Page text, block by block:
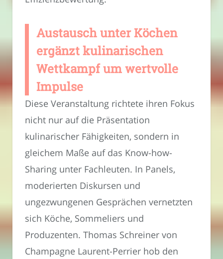
Austausch unter Köchen
ergänzt kulinarischen
Wettkampf um wertvolle
Impulse
Diese Veranstaltung richtete ihren Fokus
nicht nur auf die Präsentation
kulinarischer Fähigkeiten, sondern in
gleichem Maße auf das Know-how-
Sharing unter Fachleuten. In Panels,
moderierten Diskursen und
ungezwungenen Gesprächen vernetzten
sich Köche, Sommeliers und
Produzenten. Thomas Schreiner von
Champagne Laurent-Perrier hob den